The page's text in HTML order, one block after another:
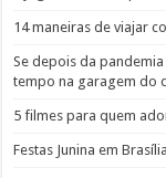
14 maneiras de viajar
Se depois da
tempo na garagem do
5 filmes para quem
Festas Junina em